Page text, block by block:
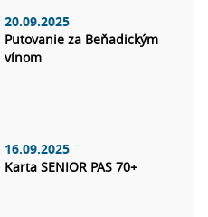
20.09.2025
Putovanie za Beňadickým
vínom
16.09.2025
Karta SENIOR PAS 70+